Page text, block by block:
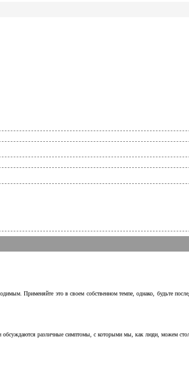
Применяйте это в своем собственном темпе, однако, будьте
различные симптомы, с которыми мы, как люди, можем